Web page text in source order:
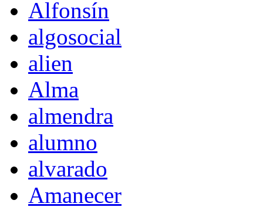
Alfonsín
algosocial
alien
Alma
almendra
alumno
alvarado
Amanecer